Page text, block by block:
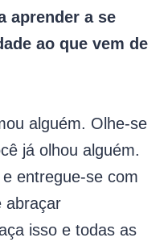
aprender a se
ao que vem de
alguém. Olhe-se
já olhou alguém.
entregue-se com
abraçar
isso e todas as